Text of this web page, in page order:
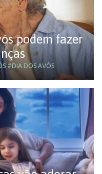
podem fazer
#DIA DOS AVÓS